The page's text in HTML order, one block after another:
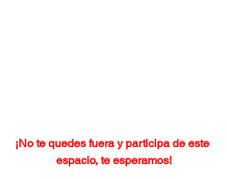
¡No te quedes fuera y participa de este
espacio, te esperamos!